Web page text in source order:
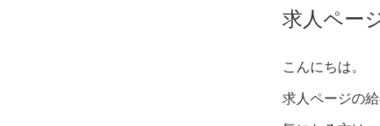
求人ペー
こんにちは。
求人ページの